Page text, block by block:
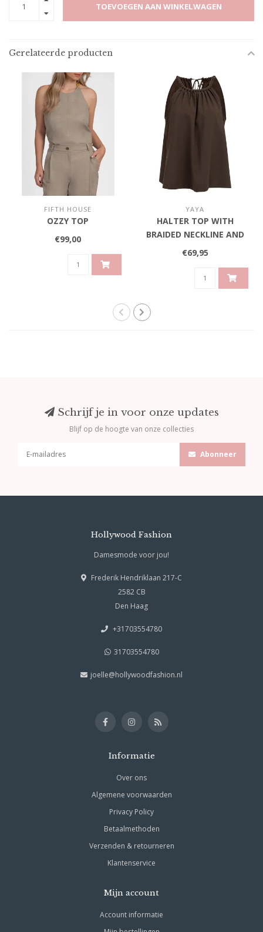
TOEVOEGEN AAN WINKELWAGEN
Gerelateerde producten
FIFTH HOUSE
OZZY TOP
€99,00
YAYA
HALTER TOP WITH
BRAIDED NECKLINE AND
TIE DETAIL - AUBERGINE
€69,95
Schrijf je in voor onze updates
Blijf op de hoogte van onze collecties
Abonneer
Hollywood Fashion
Damesmode voor jou!
Frederik Hendriklaan 217-C
2582 CB
Den Haag
+31703554780
31703554780
joelle@hollywoodfashion.nl
Informatie
Over ons
Algemene voorwaarden
Privacy Policy
Betaalmethoden
Verzenden & retourneren
Klantenservice
Mijn account
Account informatie